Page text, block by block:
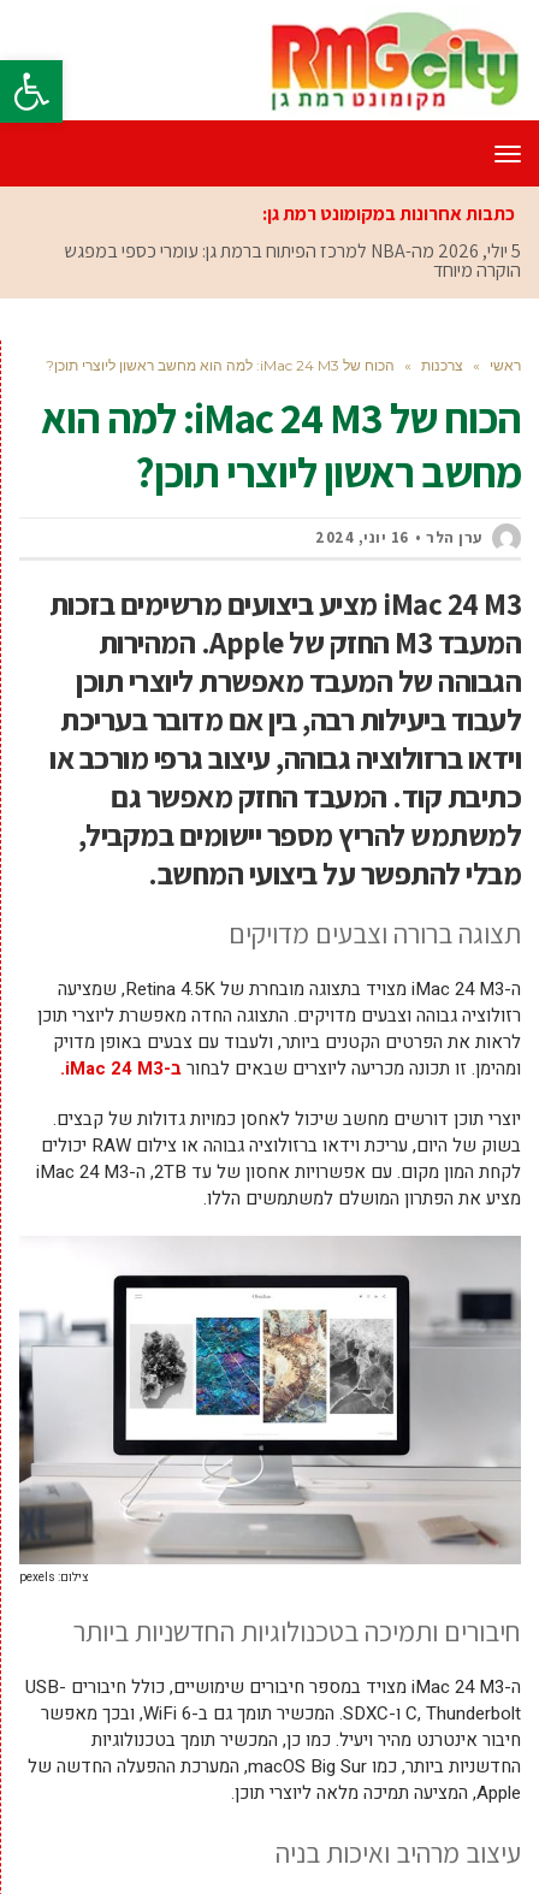
פתח
תפריט
כתבות אחרונות במקומונט רמת גן:
5 יולי, 2026
מה-NBA למרכז הפיתוח ברמת גן: עומרי כספי במפגש
הוקרה מיוחד
ראשי » צרכנות » הכוח של iMac 24 M3: למה הוא מחשב ראשון ליוצרי תוכן?
הכוח של iMac 24 M3: למה הוא
מחשב ראשון ליוצרי תוכן?
ערן הלר 16 יוני, 2024
iMac 24 M3 מציע ביצועים מרשימים בזכות
המעבד M3 החזק של Apple. המהירות
הגבוהה של המעבד מאפשרת ליוצרי תוכן
לעבוד ביעילות רבה, בין אם מדובר בעריכת
וידאו ברזולוציה גבוהה, עיצוב גרפי מורכב או
כתיבת קוד. המעבד החזק מאפשר גם
למשתמש להריץ מספר יישומים במקביל,
מבלי להתפשר על ביצועי המחשב.
תצוגה ברורה וצבעים מדויקים
ה-iMac 24 M3 מצויד בתצוגה מובחרת של Retina 4.5K, שמציעה
רזולוציה גבוהה וצבעים מדויקים. התצוגה החדה מאפשרת ליוצרי תוכן
לראות את הפרטים הקטנים ביותר, ולעבוד עם צבעים באופן מדויק
ומהימן. זו תכונה מכריעה ליוצרים שבאים לבחורב-iMac 24 M3
.
יוצרי תוכן דורשים מחשב שיכול לאחסן כמויות גדולות של קבצים.
בשוק של היום, עריכת וידאו ברזולוציה גבוהה או צילום RAW יכולים
לקחת המון מקום. עם אפשרויות אחסון של עד 2TB, ה-iMac 24 M3
מציע את הפתרון המושלם למשתמשים הללו.
צילום: pexels
חיבורים ותמיכה בטכנולוגיות החדשניות ביותר
ה-iMac 24 M3 מצויד במספר חיבורים שימושיים, כולל חיבורים USB-
C, Thunderbolt ו-SDXC. המכשיר תומך גם ב-WiFi 6, ובכך מאפשר
חיבור אינטרנט מהיר ויעיל. כמו כן, המכשיר תומך בטכנולוגיות
החדשניות ביותר, כמו macOS Big Sur, המערכת ההפעלה החדשה של
Apple, המציעה תמיכה מלאה ליוצרי תוכן.
עיצוב מרהיב ואיכות בניה